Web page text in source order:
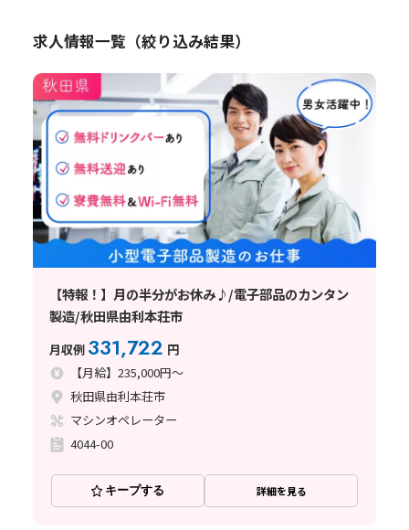
求人情報一覧（絞り込み結果）
【特報！】月の半分がお休み♪/電子部品のカンタン
製造/秋田県由利本荘市
月収例 331,722 円
【月給】235,000円～
秋田県由利本荘市
マシンオペレーター
4044-00
キープする 詳細を見る